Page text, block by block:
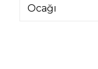
Ocağı